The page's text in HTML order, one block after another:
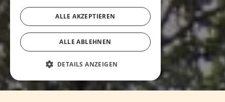
ALLE AKZEPTIEREN
ALLE ABLEHNEN
DETAILS ANZEIGEN